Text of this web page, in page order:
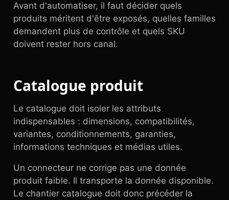
Avant d'automatiser, il faut décider quels
produits méritent d'être exposés, quelles familles
demandent plus de contrôle et quels SKU
doivent rester hors canal.
Catalogue produit
Le catalogue doit isoler les attributs
indispensables : dimensions, compatibilités,
variantes, conditionnements, garanties,
informations techniques et médias utiles.
Un connecteur ne corrige pas une donnée
produit faible. Il transporte la donnée disponible.
Le chantier catalogue doit donc précéder la